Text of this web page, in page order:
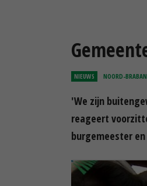
NIEUWS NOORD-
'We zijn
reageert
burgemeester